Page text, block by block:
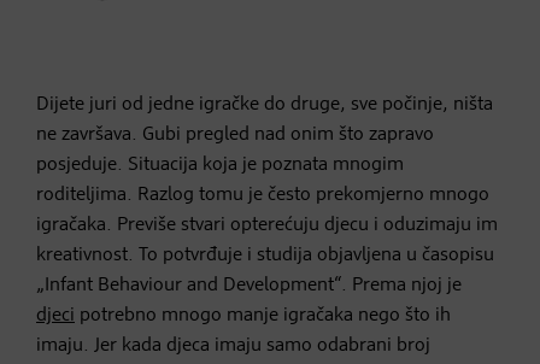
Dijete juri od jedne igračke do druge, sve počinje, ništa
ne završava. Gubi pregled nad onim što zapravo
posjeduje. Situacija koja je poznata mnogim
roditeljima. Razlog tomu je često prekomjerno mnogo
igračaka. Previše stvari opterećuju djecu i oduzimaju im
kreativnost. To potvrđuje i studija objavljena u časopisu
„Infant Behaviour and Development“. Prema njoj je
djeci potrebno mnogo manje igračaka nego što ih
imaju. Jer kada djeca imaju samo odabrani broj